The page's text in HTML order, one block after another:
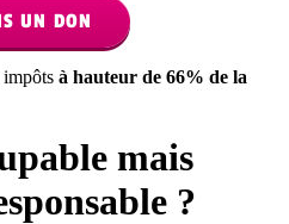
UN DON
impôts à hauteur de 66% de la
mais
?